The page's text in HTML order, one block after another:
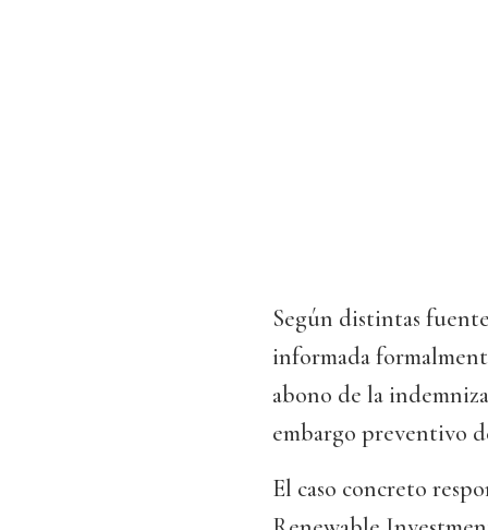
Según distintas
informada
abono de la
embargo preventivo
El caso concreto